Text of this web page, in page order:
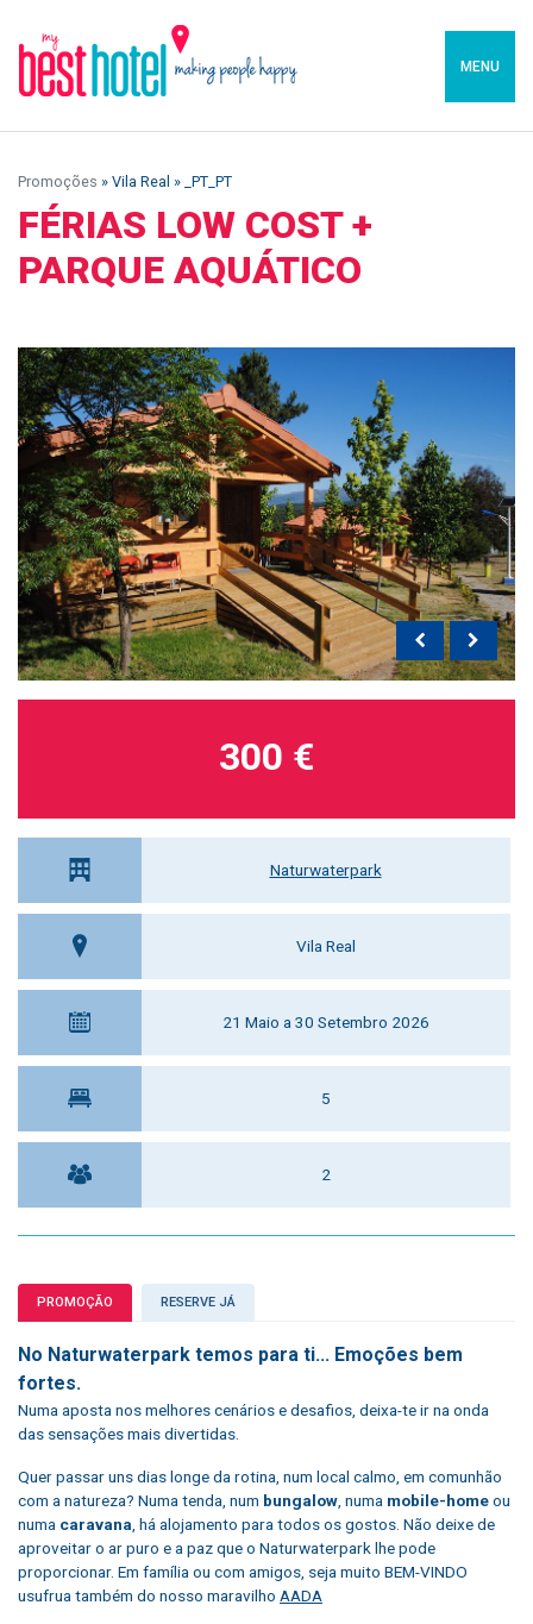
MENU
Promoções » Vila Real » _PT_PT
FÉRIAS LOW COST +
PARQUE AQUÁTICO
Naturwaterpark
Vila Real
21 Maio a 30 Setembro 2026
5
2
300 €
PROMOÇÃO RESERVE JÁ
No Naturwaterpark temos para ti... Emoções bem
fortes.
Numa aposta nos melhores cenários e desafios, deixa-te ir na onda
das sensações mais divertidas.
Quer passar uns dias longe da rotina, num local calmo, em comunhão
com a natureza? Numa tenda, num bungalow , numa mobile-homeou
numa caravana , há alojamento para todos os gostos. Não deixe de
aproveitar o ar puro e a paz que o Naturwaterpark lhe pode
proporcionar. Em família ou com amigos, seja muito BEM-VINDO
usufrua também do nosso maravilho AADA